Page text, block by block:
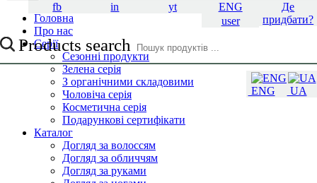
Де
придбати?
ENG
UA
ENG
yt
in
fb
user
Products search
Головна
Про нас
Серії
Сезонні продукти
Зелена серія
З органічними складовими
Чоловіча серія
Косметична серія
Подарункові сертифікати
Каталог
Догляд за волоссям
Догляд за обличчям
Догляд за руками